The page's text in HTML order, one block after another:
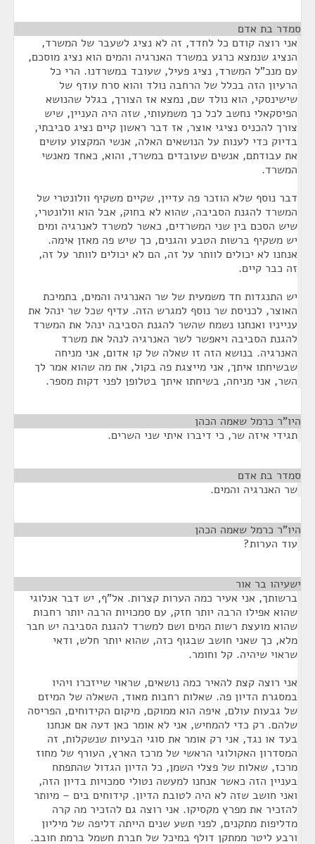
סמדר בת אדם
אני רוצה קודם כל לחדד, זה לא נציג לשעבר של המשרד,
הנציג שנמצא כרגע במשרד האנרגיה והמים הוא נציג מוסכם,
עם מנכ"ל המשרד, נציג פעיל, שעובד במשרדנו. הרי כל
הרעיון הזה בכלל של הרחבה נולד והוא סרח עודף של
שישינסקי, הוא נולד שם, נמצא אז הצורך, בגלל שהנושא
הפיסקאלי נחשב לכל כך משמעותי, שזה היה העניין, שיש
צורך להכניס נציגי אוצר, אז דבר ראשון קיים נציג סביבתי,
בדיוק כדי לענות על הנושאים האלה, אנשי המקצוע עושים
את עבודתם, אנשים שעובדים במשרד, והוא, כאחד מאנשי
המשרד.
דבר נוסף שלא הוזכר פה עדיין, שקיים משקיף וולונטרי של
המשרד להגנת הסביבה, שהוא לא בחוק, אבל הוא וולונטרי,
שיש הסכם בין שני המשרדים, כאשר למשרד לאנרגיה ומים
יש משקיף ברשות הטבע והגנים, כך שיש פה מאזן אימה.
אנחנו לא יכולים לוותר על זה, הם לא יכולים לוותר על זה,
זה כבר קיים.
יש התנגדות חד משמעית של שר האנרגיה והמים, בתמיכת
האוצר, לכניסת שר נוסף למגרש הזה. עדיף שכל שר ינהל את
ענייניו ואנחנו נשמח שהשר להגנת הסביבה ינהל את המשרד
להגנת הסביבה ויאפשר לשר האנרגיה לנהל את משרד
האנרגיה. בנושא הזה זו שאלה של קו אדום, אני מניחה
שבשיחתו איתך, אני מייצגת פה בקול, את מה שהוא אמר לך
השר, אני מניחה, בשיחתו איתך בטלופן לפני דקות מספר.
היו"ר כרמל שאמה הכהן
תגידי איזה שר, כי דיברו איתי שני השרים.
סמדר בת אדם
שר האנרגיה והמים.
היו"ר כרמל שאמה הכהן
עוד הערות?
ישעיהו בר אור
ברשותך, אני אעיר כמה הערות קצרות. אל"ף, יש דבר אנלוגי
שהוא אפילו הרבה יותר חזק, עם סמכויות הרבה יותר רחבות
שהוא מועצת רשות המים ושם למשרד להגנת הסביבה יש חבר
מלא, כך שאני חושב שבגוף כזה, שהוא יותר חלש, ודאי
שראוי שיהיה. קל וחומר.
אני רוצה קצת להאיר כמה נושאים, שראוי שייזכרו ויהיו
במסגרת הדיון פה. שאלות רחבות מאוד, השאלה של המיזם
של גבעות עולם, איפה הוא ממוקם, מיקום הקידוחים, הפריסה
שלהם. רק כדי להמחיש, אני לא אומר כאן דעה אם אנחנו
בעד או נגד, אני רק אומר את סוגי הבעיות שנשקלות, זה
המסדרון האקולוגי הראשי של מרכז הארץ, העורף של מחוז
מרכז, שאלות של פצלי השמן, כל הדיון הגדול שהתפתח
בעניין הזה כאשר אנחנו למעשה נטולי סמכויות בדיון הזה,
ואני חושב שזה לא היה לטובת הדיון. קידוחים בים – מיותר
להזכיר את מפרץ מקסיקו. אני רוצה גם להזכיר מה קרה
מדליפות מתקנים, לפני תשע שנים הייתה דליפה של מיליון
ורבע ליטר ממתקן דולף במיכל של חברת חשמל ברמת חובב.